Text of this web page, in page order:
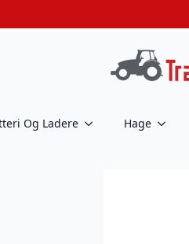
Og Ladere Hage